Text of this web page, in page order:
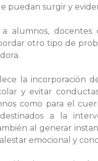
puedan surgir y
alumnos,
otro tipo de
la incorporación
y evitar
como para el
a la
al generar
emocional y